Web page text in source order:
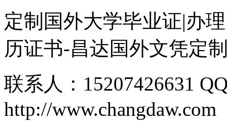
定制国外大学毕业证|办
历证书-昌达国外文凭定
联系人：15207426631
http://www.changdaw.com